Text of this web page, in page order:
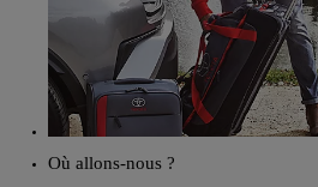
Où allons-nous ?